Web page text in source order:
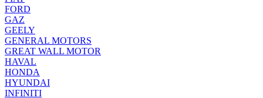
FORD
GAZ
GEELY
GENERAL MOTORS
GREAT WALL MOTOR
HAVAL
HONDA
HYUNDAI
INFINITI